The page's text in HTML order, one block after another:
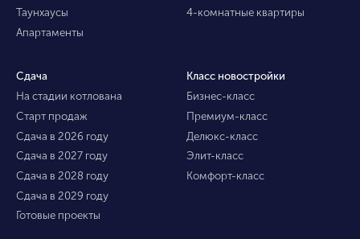
Таунхаусы
Апартаменты
4-комнатные квартиры
Сдача
На стадии котлована
Старт продаж
Сдача в 2026 году
Сдача в 2027 году
Сдача в 2028 году
Сдача в 2029 году
Готовые проекты
Класс новостройки
Бизнес-класс
Премиум-класс
Делюкс-класс
Элит-класс
Комфорт-класс